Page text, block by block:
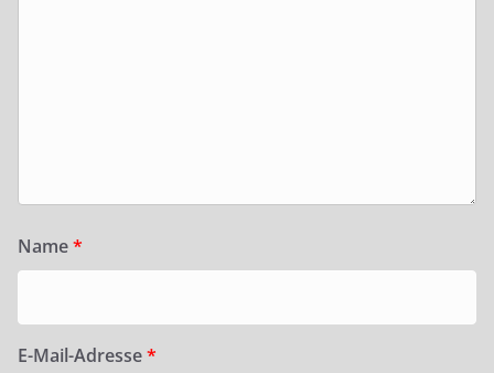
Name*
E-Mail-Adresse*